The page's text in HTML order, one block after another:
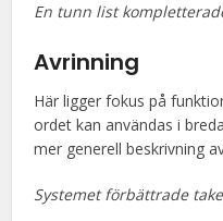
En tunn list
Avrinning
Här ligger fokus på
ordet kan användas i
mer generell beskrivning
Systemet förbättrade